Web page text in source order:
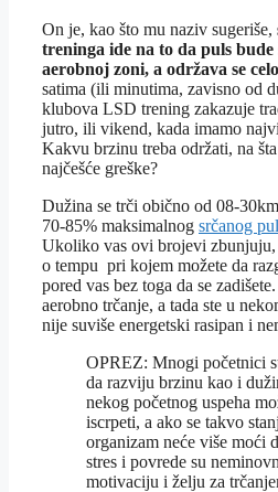
On je, kao što mu naziv sugeriše,
treninga ide na to da puls
aerobnoj zoni, a održava se
satima (ili minutima, zavisno od
klubova LSD trening zakazuje
jutro, ili vikend, kada imamo
Kakvu brzinu treba održati, na
najčešće greške?
Dužina se trči obično od 08-
70-85% maksimalnog srčanog
Ukoliko vas ovi brojevi zbunjuju,
o tempu pri kojem možete da
pored vas bez toga da se
aerobno trčanje, a tada ste u
nije suviše energetski rasipan i
OPREZ: Mnogi početnici
da razviju brzinu kao i
nekog početnog uspeha
iscrpeti, a ako se takvo
organizam neće više moći
stres i povrede su
motivaciju i želju za